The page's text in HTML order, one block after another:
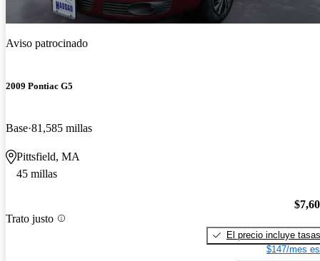
Aviso patrocinado
2009 Pontiac G5
Base 81,585 millas
Pittsfield, MA
45 millas
Trato justo
El precio incluye tasas
$147/mes